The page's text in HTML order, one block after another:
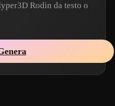
Rodin da testo o